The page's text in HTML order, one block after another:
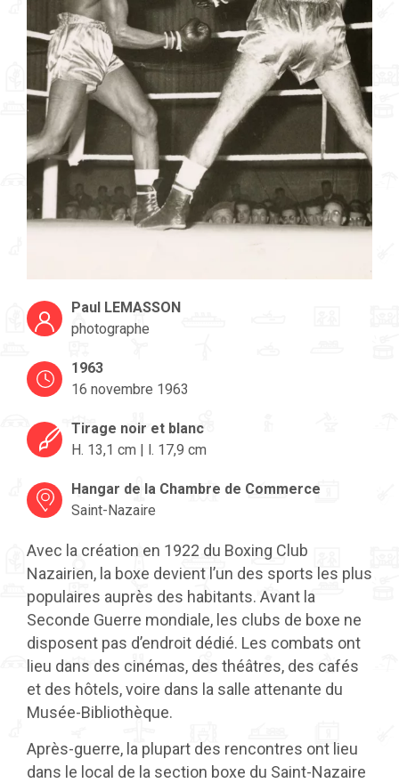
Paul LEMASSON
photographe
1963
16 novembre 1963
Tirage noir et blanc
H. 13,1 cm | l. 17,9 cm
Hangar de la Chambre de Commerce
Saint-Nazaire
Avec la création en 1922 du Boxing Club
Nazairien, la boxe devient l’un des sports les plus
populaires auprès des habitants. Avant la
Seconde Guerre mondiale, les clubs de boxe ne
disposent pas d’endroit dédié. Les combats ont
lieu dans des cinémas, des théâtres, des cafés
et des hôtels, voire dans la salle attenante du
Musée-Bibliothèque.
Après-guerre, la plupart des rencontres ont lieu
dans le local de la section boxe du Saint-Nazaire